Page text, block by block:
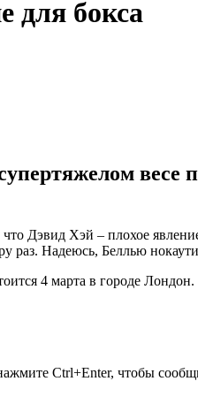
для бокса
весе
Дэвид Хэй – плохое
Надеюсь, Беллью
4 марта в городе Лондон.
Ctrl+Enter, чтобы